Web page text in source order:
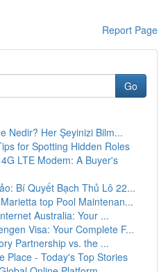
Report Page
Go
Nedir? Her Şeyinizi Bilm...
for Spotting Hidden Roles
LTE Modem: A Buyer's
Bí Quyết Bạch Thủ Lô 22...
top Pool Maintenan...
Australia: Your ...
Visa: Your Complete F...
Partnership vs. the ...
Place - Today's Top Stories